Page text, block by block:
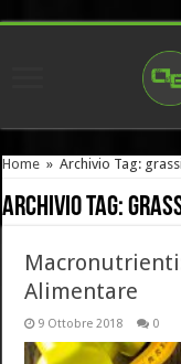
Home » Archivio Tag: grassi
Archivio Tag:
Alimentare
9 Ottobre 2018 0